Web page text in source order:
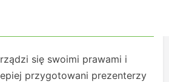
się swoimi prawami i
przygotowani prezenterzy